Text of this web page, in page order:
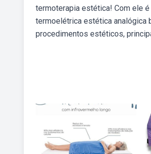
termoterapia estética! Com ele
termoelétrica estética analógica
procedimentos estéticos,